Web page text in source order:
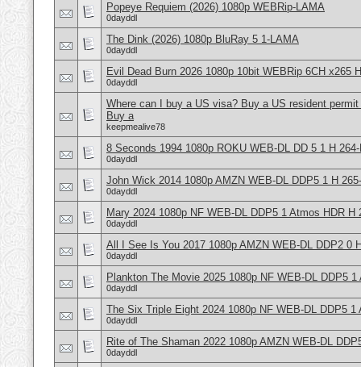
Popeye Requiem (2026) 1080p WEBRip-LAMA
0dayddl
The Dink (2026) 1080p BluRay 5 1-LAMA
0dayddl
Evil Dead Burn 2026 1080p 10bit WEBRip 6CH x265
0dayddl
Where can I buy a US visa? Buy a US resident
Buy a
keepmealive78
8 Seconds 1994 1080p ROKU WEB-DL DD 5 1 H
0dayddl
John Wick 2014 1080p AMZN WEB-DL DDP5 1 H
0dayddl
Mary 2024 1080p NF WEB-DL DDP5 1 Atmos HDR H
0dayddl
All I See Is You 2017 1080p AMZN WEB-DL DDP2 0
0dayddl
Plankton The Movie 2025 1080p NF WEB-DL DDP5
0dayddl
The Six Triple Eight 2024 1080p NF WEB-DL DDP5 1
0dayddl
Rite of The Shaman 2022 1080p AMZN WEB-DL
0dayddl